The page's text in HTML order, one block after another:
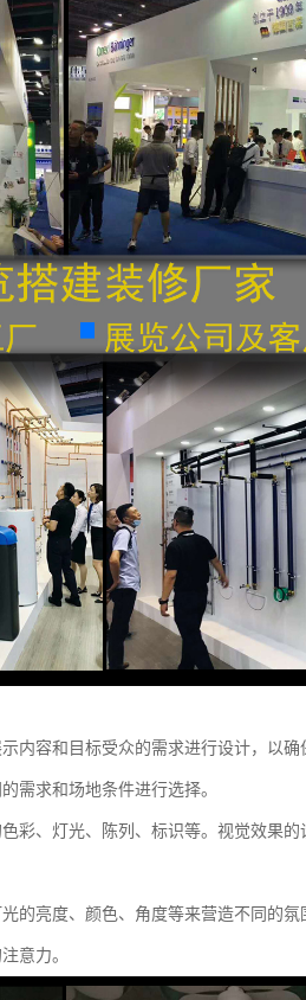
内容和目标受众的需求进行设计，以确
需求和场地条件进行选择。
彩、灯光、陈列、标识等。视觉效果
的亮度、颜色、角度等来营造不同的
意力。